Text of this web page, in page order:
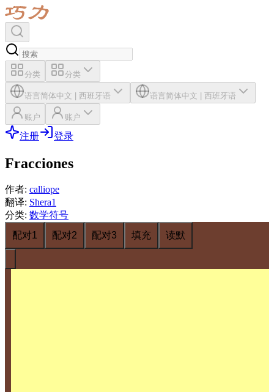
分类 分类
语言简体中文 | 西班牙语 语言简体中文 | 西班牙语
账户 账户
注册 登录
Fracciones
作者: calliope
翻译: Shera1
分类: 数学符号
配对1
配对2 配对3 填充 读默